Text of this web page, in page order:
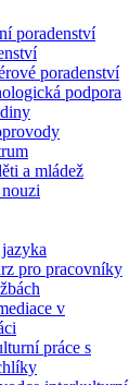
poradenství
poradenství
podpora
a mládež
pro pracovníky
v
práce s